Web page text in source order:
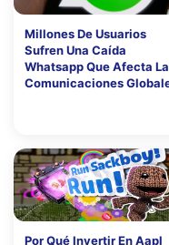
Millones De Usuarios
Sufren Una Caída
Whatsapp Que Afecta
Comunicaciones
Por Qué Invertir En Aapl